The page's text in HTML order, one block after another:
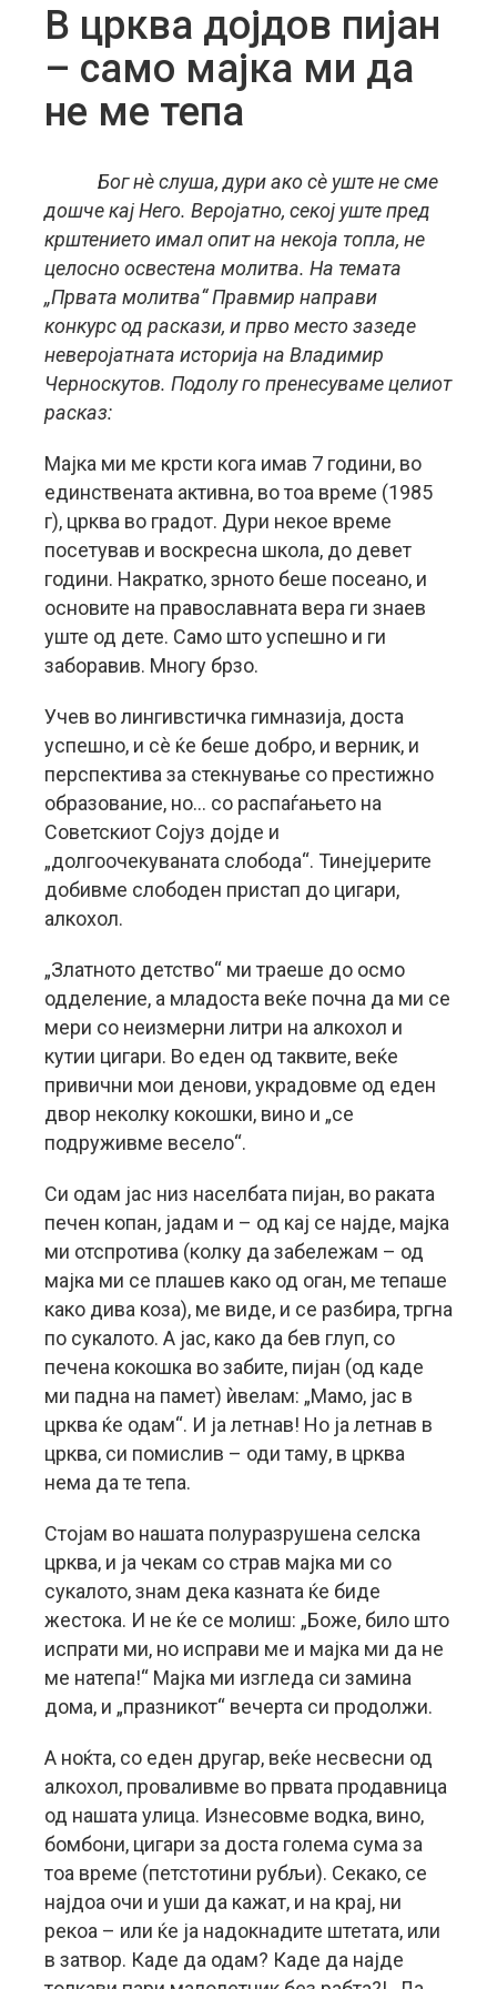
В црква дојдов пијан
– само мајка ми да
не ме тепа
Бог нè слуша, дури ако сè уште не сме
дошче кај Него. Веројатно, секој уште пред
крштението имал опит на некоја топла, не
целосно освестена молитва. На темата
„Првата молитва“ Правмир направи
конкурс од раскази, и прво место зазеде
неверојатната историја на Владимир
Черноскутов. Подолу го пренесуваме целиот
расказ:
Мајка ми ме крсти кога имав 7 години, во
единствената активна, во тоа време (1985
г), црква во градот. Дури некое време
посетував и воскресна школа, до девет
години. Накратко, зрното беше посеано, и
основите на православната вера ги знаев
уште од дете. Само што успешно и ги
заборавив. Многу брзо.
Учев во лингивстичка гимназија, доста
успешно, и сè ќе беше добро, и верник, и
перспектива за стекнување со престижно
образование, но… со распаѓањето на
Советскиот Сојуз дојде и
„долгоочекуваната слобода“. Тинејџерите
добивме слободен пристап до цигари,
алкохол.
„Златното детство“ ми траеше до осмо
одделение, а младоста веќе почна да ми се
мери со неизмерни литри на алкохол и
кутии цигари. Во еден од таквите, веќе
привични мои денови, украдовме од еден
двор неколку кокошки, вино и „се
подруживме весело“.
Си одам јас низ населбата пијан, во раката
печен копан, јадам и – од кај се најде, мајка
ми отспротива (колку да забележам – од
мајка ми се плашев како од оган, ме тепаше
како дива коза), ме виде, и се разбира, тргна
по сукалото. А јас, како да бев глуп, со
печена кокошка во забите, пијан (од каде
ми падна на памет) ѝвелам: „Мамо, јас в
црква ќе одам“. И ја летнав! Но ја летнав в
црква, си помислив – оди таму, в црква
нема да те тепа.
Стојам во нашата полуразрушена селска
црква, и ја чекам со страв мајка ми со
сукалото, знам дека казната ќе биде
жестока. И не ќе се молиш: „Боже, било што
испрати ми, но исправи ме и мајка ми да не
ме натепа!“ Мајка ми изгледа си замина
дома, и „празникот“ вечерта си продолжи.
А ноќта, со еден другар, веќе несвесни од
алкохол, проваливме во првата продавница
од нашата улица. Изнесовме водка, вино,
бомбони, цигари за доста голема сума за
тоа време (петстотини рубљи). Секако, се
најдоа очи и уши да кажат, и на крај, ни
рекоа – или ќе ја надокнадите штетата, или
в затвор. Каде да одам? Каде да најде